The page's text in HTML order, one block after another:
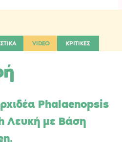
VIDEO ΚΡΙΤΙΚΕΣ
Phalaenopsis
Λευκή με Βάση